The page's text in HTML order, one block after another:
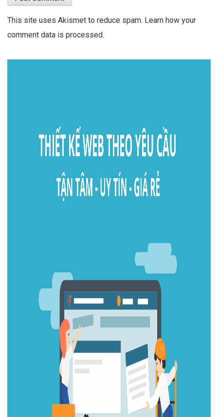
This site uses Akismet to reduce spam. Learn how your
comment data is processed.